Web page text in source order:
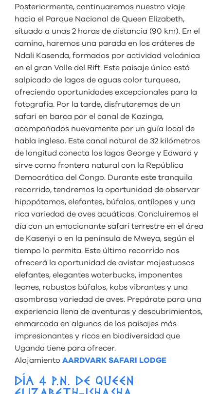
Posteriormente, continuaremos nuestro viaje
hacia el Parque Nacional de Queen Elizabeth,
situado a unas 2 horas de distancia (90 km). En el
camino, haremos una parada en los cráteres de
Ndali Kasenda, formados por actividad volcánica
en el gran Valle del Rift. Este paisaje único está
salpicado de lagos de aguas color turquesa,
ofreciendo oportunidades excepcionales para la
fotografía. Por la tarde, disfrutaremos de un
safari en barca por el canal de Kazinga,
acompañados nuevamente por un guía local de
habla inglesa. Este canal natural de 32 kilómetros
de longitud conecta los lagos George y Edward y
sirve como frontera natural con la República
Democrática del Congo. Durante este tranquila
recorrido, tendremos la oportunidad de observar
hipopótamos, elefantes, búfalos, antílopes y una
rica variedad de aves acuáticas. Concluiremos el
día con un emocionante safari terrestre en el área
de Kasenyi o en la península de Mweya, según el
tiempo lo permita. Este último recorrido nos
ofrecerá la oportunidad de avistar majestuosos
elefantes, elegantes waterbucks, imponentes
leones, robustos búfalos, kobs vibrantes y una
asombrosa variedad de aves. Prepárate para una
experiencia llena de aventuras y descubrimientos,
enmarcada en algunos de los paisajes más
impresionantes y ricos en biodiversidad que
Uganda tiene para ofrecer.
Alojamiento AARDVARK SAFARI LODGE
DÍA 4 P.N. DE QUEEN